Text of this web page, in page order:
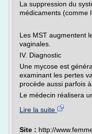
La suppression du
médicaments (comme
Les MST augmentent
vaginales.
IV. Diagnostic
Une mycose est
examinant les pertes
procède aussi parfois
Le médecin réalisera
Lire la suite
Site : http://